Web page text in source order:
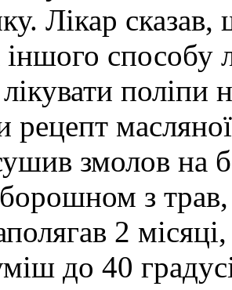
Лікар
іншого способу
поліпи
рецепт
змолов на
з
2
до 40